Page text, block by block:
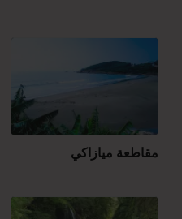
مقاطعة ميازاكي